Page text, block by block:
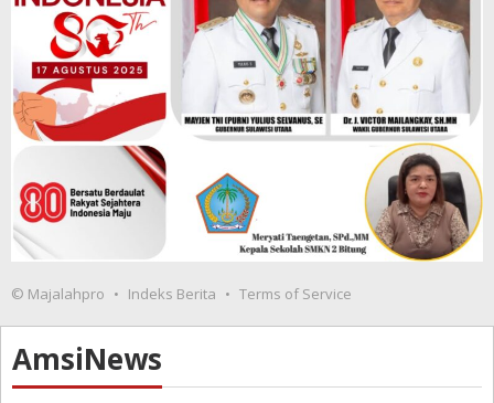
© Majalahpro Indeks Berita Terms of Service
AmsiNews